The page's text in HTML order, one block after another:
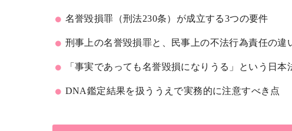
名誉毀損罪（刑法230条）が成立する3つの要件
刑事上の名誉毀損罪と、民事上の不法行為責任の違
「事実であっても名誉毀損になりうる」という日本
DNA鑑定結果を扱ううえで実務的に注意すべき点